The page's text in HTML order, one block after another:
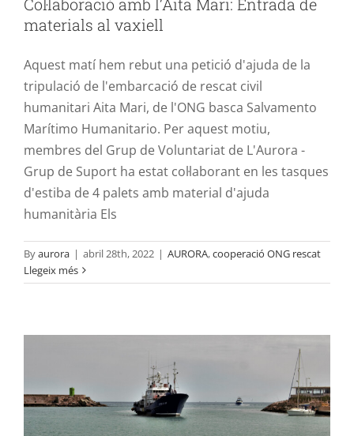
Contacte
Col·laboració amb l’Aita Mari: Entrada de
materials al vaxiell
Aquest matí hem rebut una petició d'ajuda de la
tripulació de l'embarcació de rescat civil
humanitari Aita Mari, de l'ONG basca Salvamento
Marítimo Humanitario. Per aquest motiu,
membres del Grup de Voluntariat de L'Aurora -
Grup de Suport ha estat col·laborant en les tasques
d'estiba de 4 palets amb material d'ajuda
humanitària Els
Byaurora | abril 28th, 2022 | AURORA,cooperació ONG rescat
Llegeix més
Jornada de treball: L’Aita Mari deixa
Vinaròs i amarra al Port de Borriana